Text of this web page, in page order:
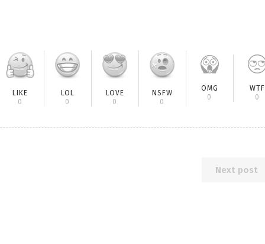
LIKE
0
LOL
0
LOVE
0
NSFW
0
OMG
0
WTF
0
Next post